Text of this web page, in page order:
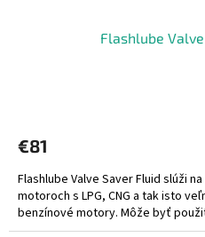
Flashlube
€81
Flashlube Valve Saver Fluid slúži
motoroch s LPG, CNG a tak isto
benzínové motory. Môže byť